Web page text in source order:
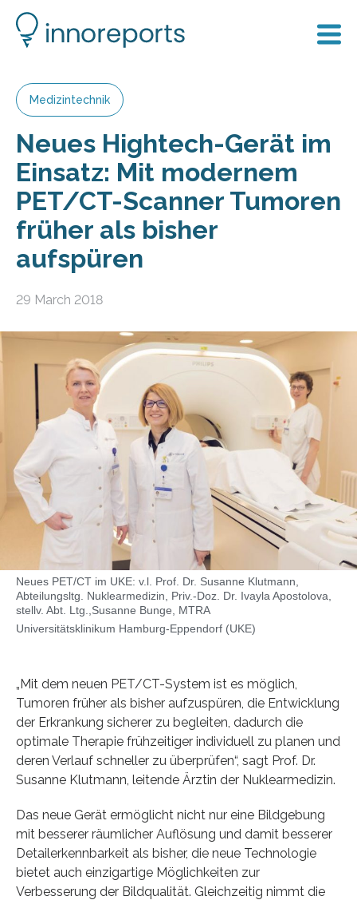
Medizintechnik
Neues Hightech-Gerät im
Einsatz: Mit modernem
PET/CT-Scanner Tumoren
früher als bisher
aufspüren
29 March 2018
Neues PET/CT im UKE: v.l. Prof. Dr. Susanne Klutmann,
Abteilungsltg. Nuklearmedizin, Priv.-Doz. Dr. Ivayla Apostolova,
stellv. Abt. Ltg.,Susanne Bunge, MTRA
Universitätsklinikum Hamburg-Eppendorf (UKE)
„Mit dem neuen PET/CT-System ist es möglich,
Tumoren früher als bisher aufzuspüren, die Entwicklung
der Erkrankung sicherer zu begleiten, dadurch die
optimale Therapie frühzeitiger individuell zu planen und
deren Verlauf schneller zu überprüfen“, sagt Prof. Dr.
Susanne Klutmann, leitende Ärztin der Nuklearmedizin.
Das neue Gerät ermöglicht nicht nur eine Bildgebung
mit besserer räumlicher Auflösung und damit besserer
Detailerkennbarkeit als bisher, die neue Technologie
bietet auch einzigartige Möglichkeiten zur
Verbesserung der Bildqualität. Gleichzeitig nimmt die